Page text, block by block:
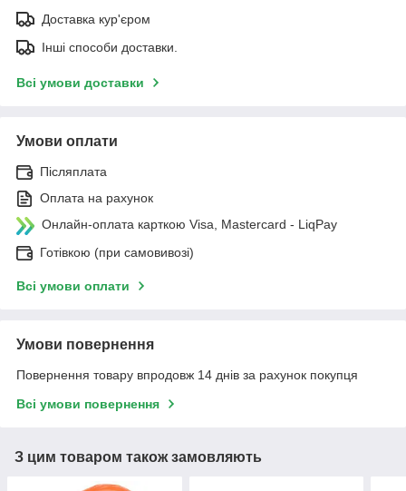
Доставка кур'єром
Інші способи доставки.
Всі умови доставки
Умови оплати
Післяплата
Оплата на рахунок
Онлайн-оплата карткою Visa, Mastercard - LiqPay
Готівкою (при самовивозі)
Всі умови оплати
Умови повернення
Повернення товару впродовж 14 днів за рахунок покупця
Всі умови повернення
З цим товаром також замовляють